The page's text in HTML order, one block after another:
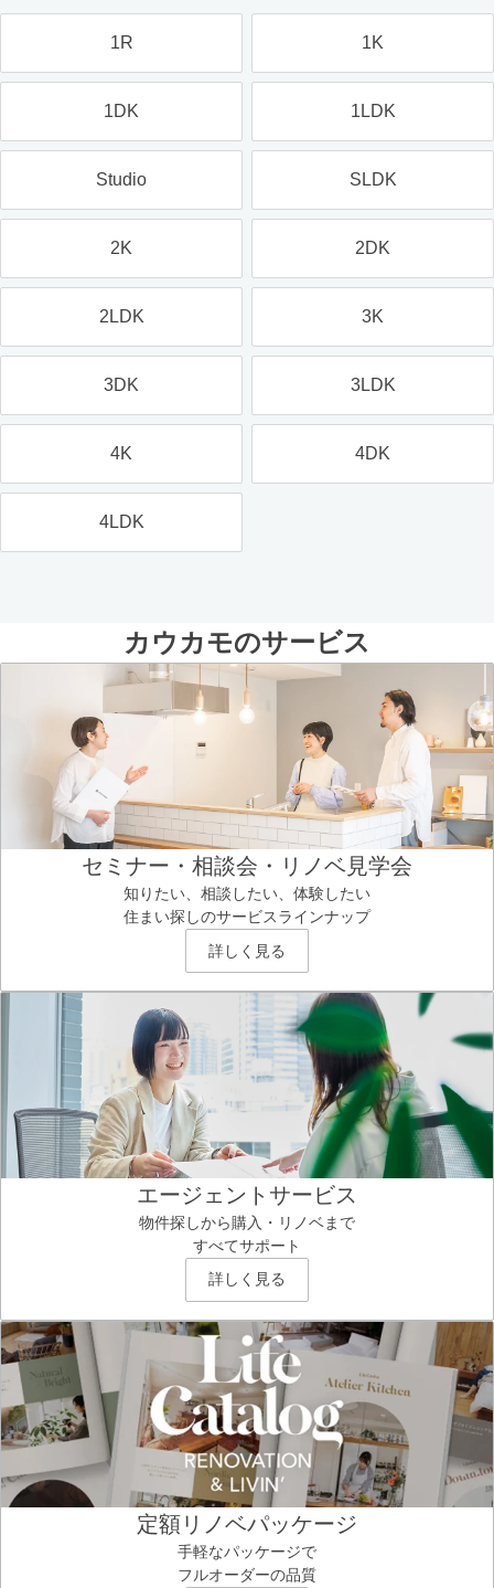
1R 1K
1DK 1LDK
Studio SLDK
2K 2DK
2LDK 3K
3DK 3LDK
4K 4DK
4LDK
カウカモのサービス
セミナー・相談会・リノベ見学会
知りたい、相談したい、体験したい
住まい探しのサービスラインナップ
詳しく見る
エージェントサービス
物件探しから購入・リノベまで
すべてサポート
詳しく見る
定額リノベパッケージ
手軽なパッケージで
フルオーダーの品質